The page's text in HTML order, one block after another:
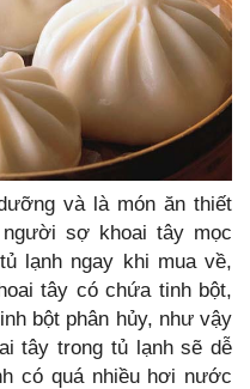
và là món ăn thiết
sợ khoai tây mọc
lạnh ngay khi mua về,
tây có chứa tinh bột,
bột phân hủy, như vậy
tây trong tủ lạnh sẽ dễ
có quá nhiều hơi nước